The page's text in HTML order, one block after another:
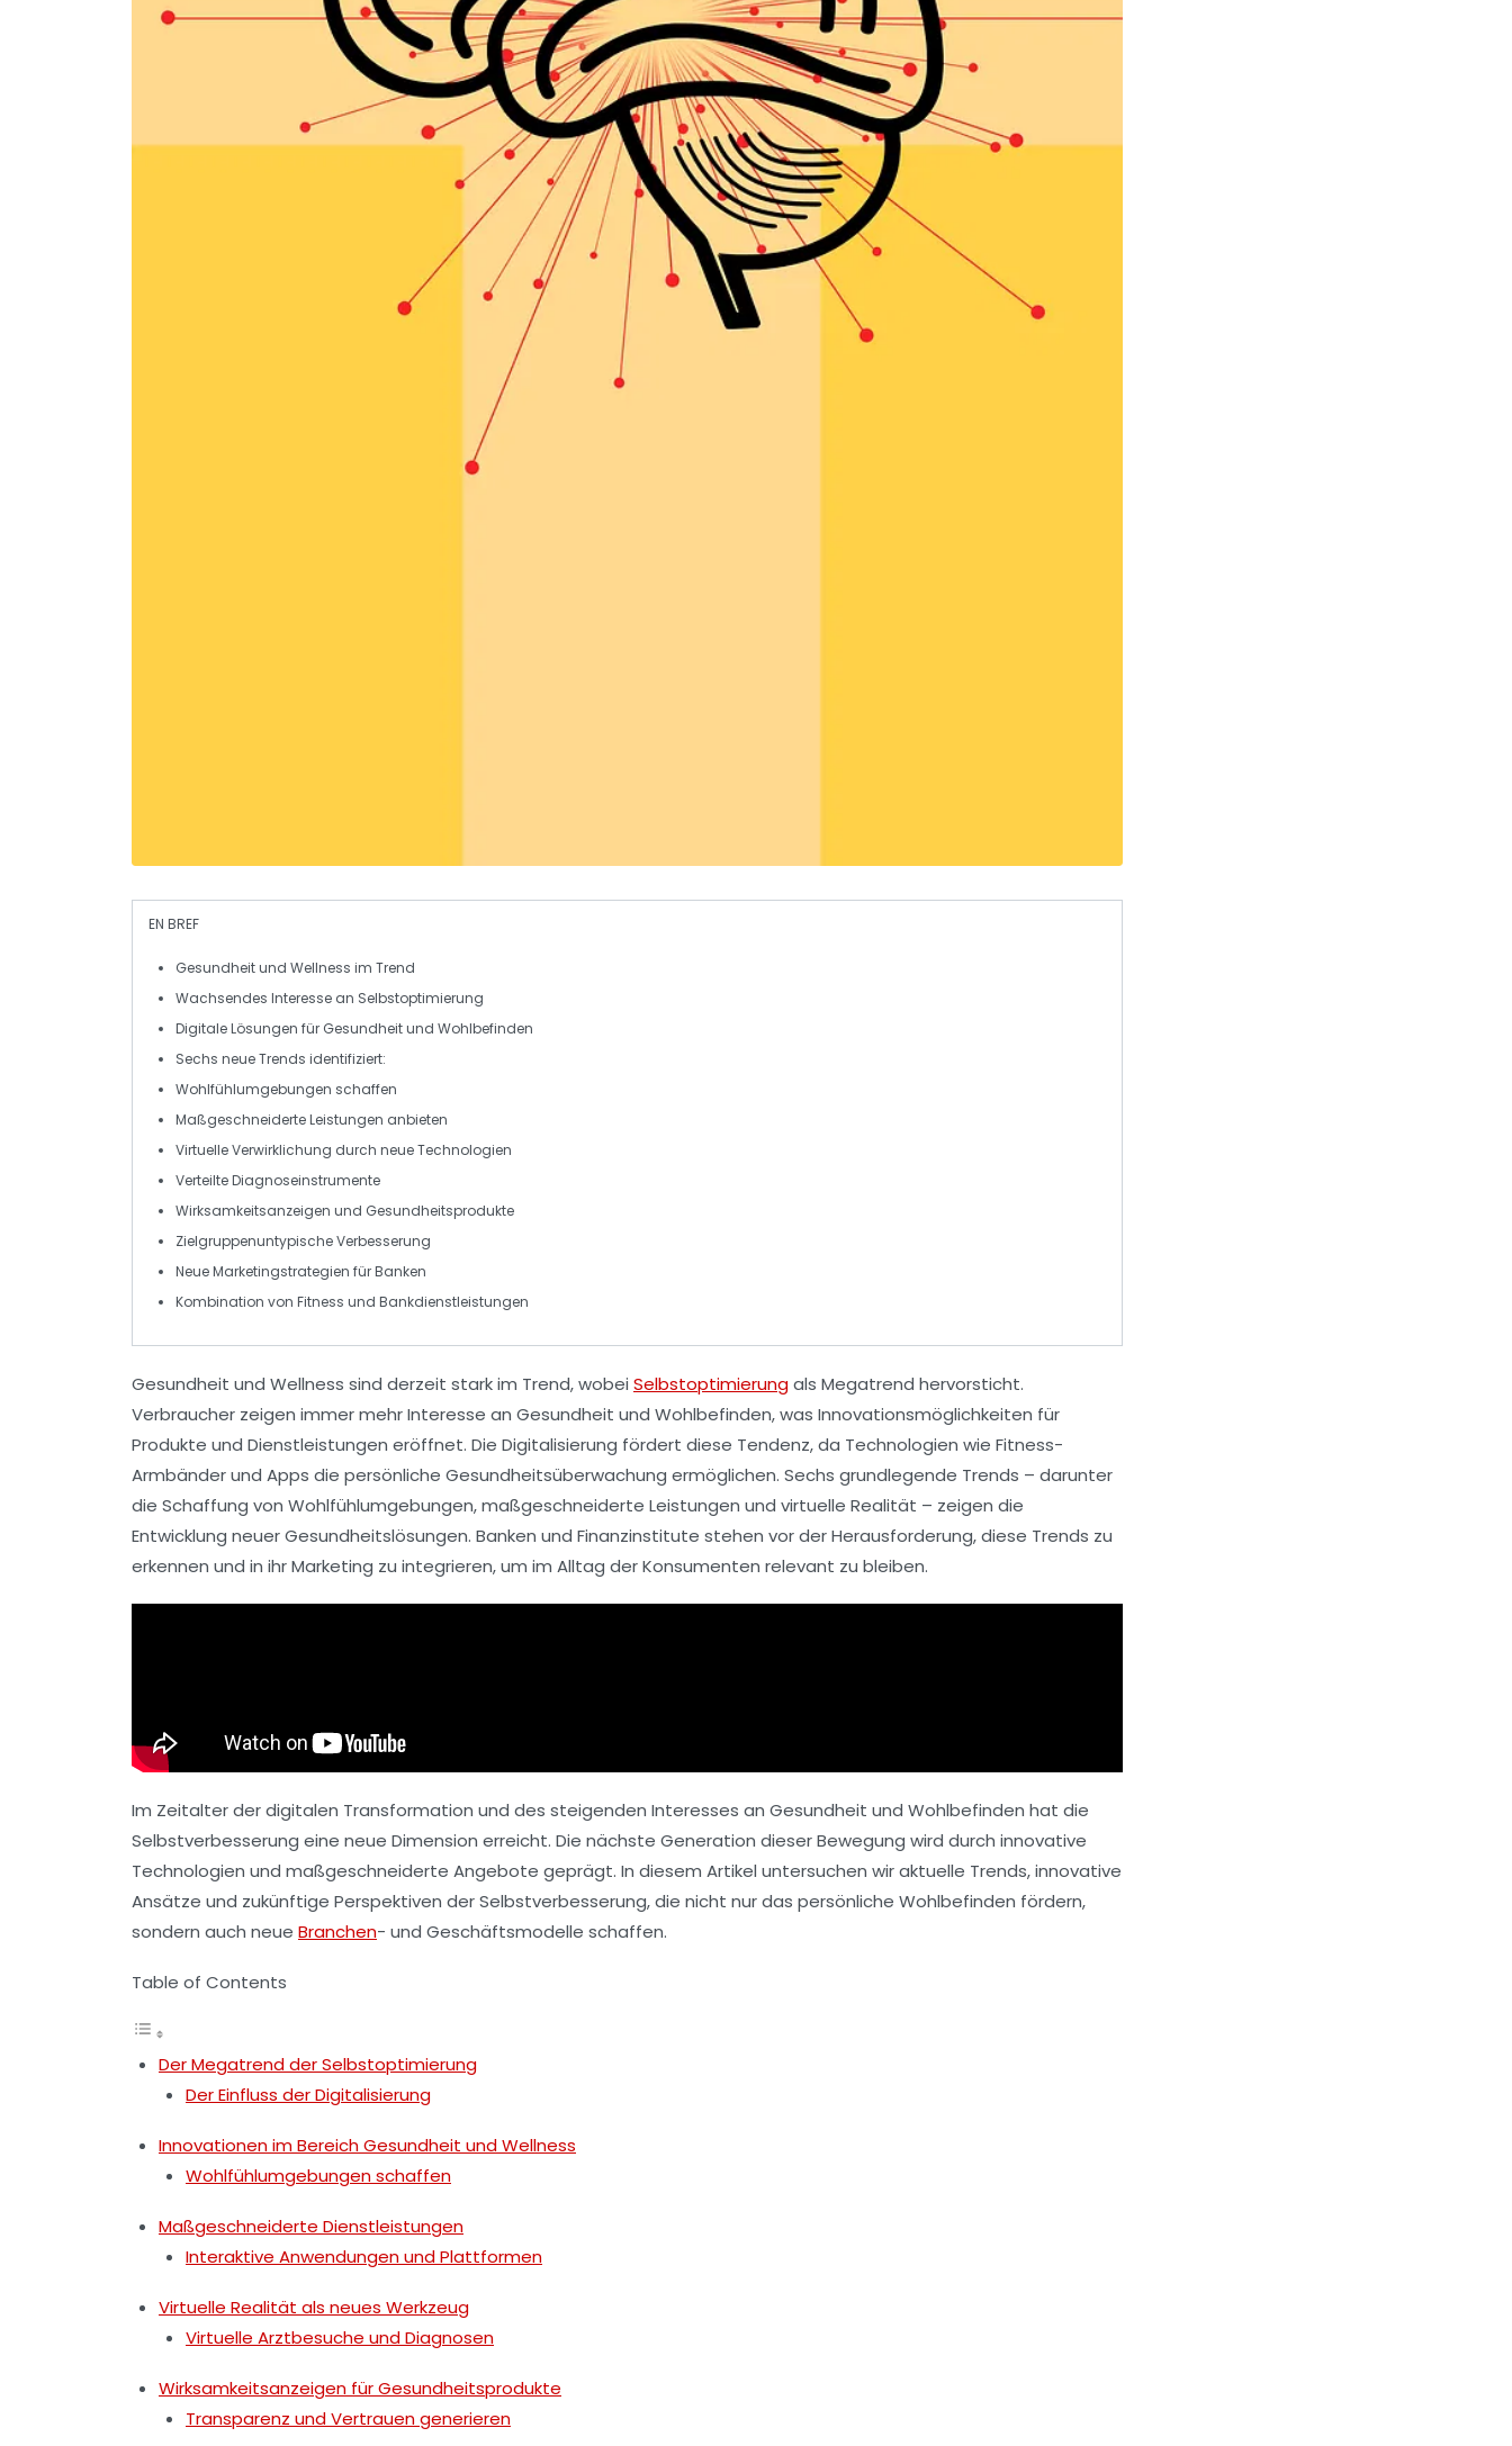
EN BREF
Gesundheitund Wellness im Trend
Wachsendes Interesse an Selbstoptimierung
Digitale Lösungen für Gesundheitund Wohlbefinden
Sechs neueTrends identifiziert:
Wohlfühlumgebungen schaffen
MaßgeschneiderteLeistungen anbieten
VirtuelleVerwirklichung durch neue Technologien
VerteilteDiagnoseinstrumente
Wirksamkeitsanzeigen und Gesundheitsprodukte
ZielgruppenuntypischeVerbesserung
NeueMarketingstrategien für Banken
Kombination von Fitness und Bankdienstleistungen
Gesundheit und Wellness sind derzeit stark im Trend, wobei Selbstoptimierungals Megatrend hervorsticht.
Verbraucher zeigen immer mehr Interesse an Gesundheit und Wohlbefinden, was Innovationsmöglichkeiten für
Produkte und Dienstleistungen eröffnet. Die Digitalisierung fördert diese Tendenz, da Technologien wie Fitness-
Armbänderund Apps die persönliche Gesundheitsüberwachung ermöglichen. Sechs grundlegende Trends – darunter
die Schaffung von Wohlfühlumgebungen, maßgeschneiderte Leistungen und virtuelle Realität – zeigen die
Entwicklung neuer Gesundheitslösungen. Banken und Finanzinstitute stehen vor der Herausforderung, diese Trends zu
erkennen und in ihrMarketing zu integrieren, um im Alltag der Konsumenten relevant zu bleiben.
Im Zeitalter der digitalen Transformation und des steigenden Interesses an Gesundheit und Wohlbefinden hat die
Selbstverbesserung eine neue Dimension erreicht. Die nächste Generation dieser Bewegung wird durch innovative
Technologien und maßgeschneiderte Angebote geprägt. In diesem Artikel untersuchen wir aktuelle Trends, innovative
Ansätze und zukünftige Perspektiven der Selbstverbesserung, die nicht nur das persönliche Wohlbefinden fördern,
sondern auch neue Branchen- und Geschäftsmodelle schaffen.
Table of Contents
Der Megatrend der Selbstoptimierung
Der Einfluss der Digitalisierung
Innovationen im Bereich Gesundheit und Wellness
Wohlfühlumgebungen schaffen
Maßgeschneiderte Dienstleistungen
Interaktive Anwendungen und Plattformen
Virtuelle Realität als neues Werkzeug
Virtuelle Arztbesuche und Diagnosen
Wirksamkeitsanzeigen für Gesundheitsprodukte
Transparenz und Vertrauen generieren